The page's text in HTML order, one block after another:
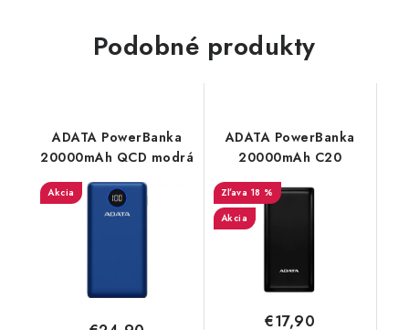
Podobné produkty
ADATA PowerBanka
20000mAh QCD modrá
Akcia
ADATA PowerBanka
20000mAh C20
18 %
Akcia
€17,90